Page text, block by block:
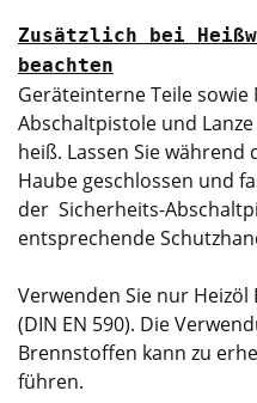
Zusätzlich bei
beachten
Geräteinterne Teile
Abschaltpistole und
heiß. Lassen Sie während
Haube geschlossen und
der Sicherheits-
entsprechende
Verwenden Sie nur Heizöl
(DIN EN 590). Die
Brennstoffen kann zu
führen.